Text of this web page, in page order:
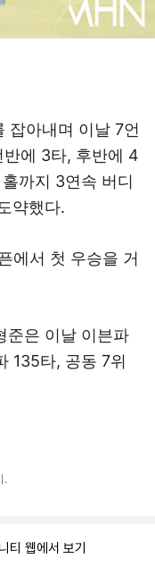
잡아내며 이날 7언
에 3타, 후반에 4
까지 3연속 버디
약했다.
에서 첫 우승을 거
준은 이날 이븐파
135타, 공동 7위
.
티 웹에서 보기